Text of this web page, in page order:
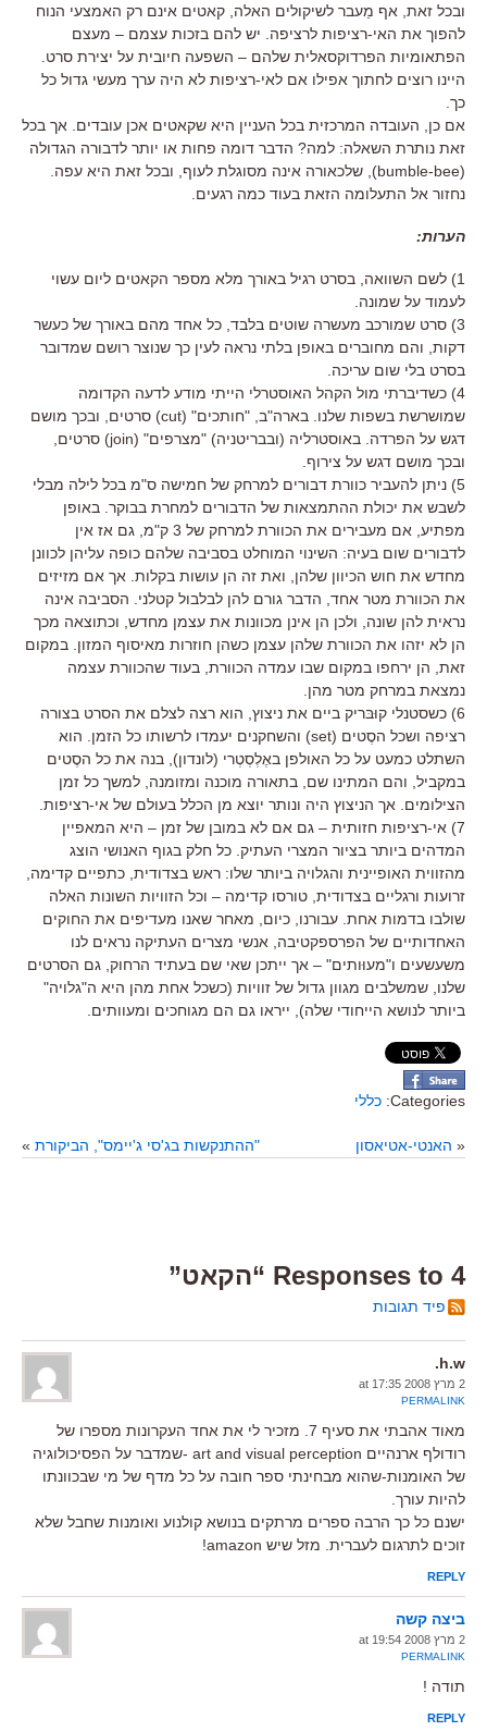
ובכל זאת, אף מֵעבר לשיקולים האלה, קאטים אינם רק האמצעי הנוח
להפוך את האי-רציפות לרציפה. יש להם בזכות עצמם – מעצם
הפתאומיות הפרדוקסאלית שלהם – השפעה חיובית על יצירת סרט.
היינו רוצים לחתוך אפילו אם לאי-רציפות לא היה ערך מעשי גדול כל
כך.
אם כן, העובדה המרכזית בכל העניין היא שקאטים אכן עובדים. אך בכל
זאת נותרת השאלה: למה? הדבר דומה פחות או יותר לדבורה הגדולה
(bumble-bee), שלכאורה אינה מסוגלת לעוף, ובכל זאת היא עפה.
נחזור אל התעלומה הזאת בעוד כמה רגעים.
הערות:
1) לשם השוואה, בסרט רגיל באורך מלא מספר הקאטים ליום עשוי
לעמוד על שמונה.
3) סרט שמורכב מעשרה שוטים בלבד, כל אחד מהם באורך של כעשר
דקות, והם מחוברים באופן בלתי נראה לעין כך שנוצר רושם שמדובר
בסרט בלי שום עריכה.
4) כשדיברתי מול הקהל האוסטרלי הייתי מודע לדעה הקדומה
שמושרשת בשפות שלנו. בארה"ב, "חותכים" (cut) סרטים, ובכך מושם
דגש על הפרדה. באוסטרליה (ובבריטניה) "מצרפים" (join) סרטים,
ובכך מושם דגש על צירוף.
5) ניתן להעביר כוורת דבורים למרחק של חמישה ס"מ בכל לילה מבלי
לשבש את יכולת ההתמצאות של הדבורים למחרת בבוקר. באופן
מפתיע, אם מעבירים את הכוורת למרחק של 3 ק"מ, גם אז אין
לדבורים שום בעיה: השינוי המוחלט בסביבה שלהם כופה עליהן לכוונן
מחדש את חוש הכיוון שלהן, ואת זה הן עושות בקלות. אך אם מזיזים
את הכוורת מטר אחד, הדבר גורם להן לבלבול קטלני. הסביבה אינה
נראית להן שונה, ולכן הן אינן מכוונות את עצמן מחדש, וכתוצאה מכך
הן לא יזהו את הכוורת שלהן עצמן כשהן חוזרות מאיסוף המזון. במקום
זאת, הן ירחפו במקום שבו עמדה הכוורת, בעוד שהכוורת עצמה
נמצאת במרחק מטר מהן.
6) כשסטנלי קוּבּריק ביים את ניצוץ, הוא רצה לצלם את הסרט בצורה
רציפה ושכל הסֶטים (set) והשחקנים יעמדו לרשותו כל הזמן. הוא
השתלט כמעט על כל האולפן באֶלְסְטְרי (לונדון), בנה את כל הסֶטים
במקביל, והם המתינו שם, בתאורה מוכנה ומזומנה, למשך כל זמן
הצילומים. אך הניצוץ היה ונותר יוצא מן הכלל בעולם של אי-רציפות.
7) אי-רציפות חזותית – גם אם לא במובן של זמן – היא המאפיין
המדהים ביותר בציור המצרי העתיק. כל חלק בגוף האנושי הוצג
מהזווית האופיינית והגלויה ביותר שלו: ראש בצדודית, כתפיים קדימה,
זרועות ורגליים בצדודית, טורסו קדימה – וכל הזוויות השונות האלה
שולבו בדמות אחת. עבורנו, כיום, מאחר שאנו מעדיפים את החוקים
האחדותיים של הפרספקטיבה, אנשי מצרים העתיקה נראים לנו
משעשעים ו"מעוּותים" – אך ייתכן שאי שם בעתיד הרחוק, גם הסרטים
שלנו, שמשלבים מגוון גדול של זוויות (כשכל אחת מהן היא ה"גלויה"
ביותר לנושא הייחודי שלה), ייראו גם הם מגוחכים ומעוותים.
Categories: כללי
« האנטי-אטיאסון "ההתנקשות בג'סי ג'יימס", הביקורת »
4 Responses to “הקאט”
פיד תגובות
h.w.
2 מרץ 2008 at 17:35
PERMALINK
מאוד אהבתי את סעיף 7. מזכיר לי את אחד העקרונות מספרו של
רודולף ארנהיים art and visual perception -שמדבר על הפסיכולוגיה
של האומנות-שהוא מבחינתי ספר חובה על כל מדף של מי שבכוונתו
להיות עורך.
ישנם כל כך הרבה ספרים מרתקים בנושא קולנוע ואומנות שחבל שלא
זוכים לתרגום לעברית. מזל שיש amazon!
REPLY
ביצה קשה
2 מרץ 2008 at 19:54
PERMALINK
תודה !
REPLY